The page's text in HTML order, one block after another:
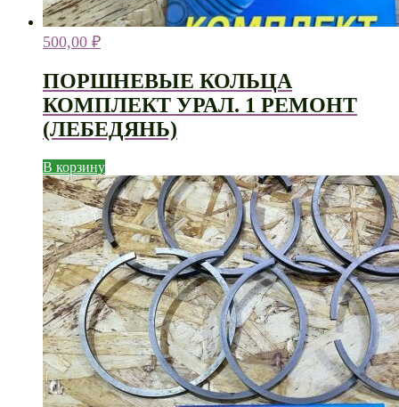
500,00 ₽
ПОРШНЕВЫЕ КОЛЬЦА
КОМПЛЕКТ УРАЛ. 1 РЕМОНТ
(ЛЕБЕДЯНЬ)
В корзину